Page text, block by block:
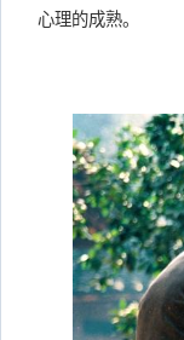
心理的成熟。